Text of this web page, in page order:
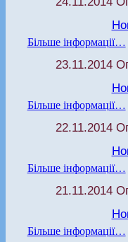
Більше інформації…
23.11.2014
Більше інформації…
22.11.2014
Більше інформації…
21.11.2014
Більше інформації…